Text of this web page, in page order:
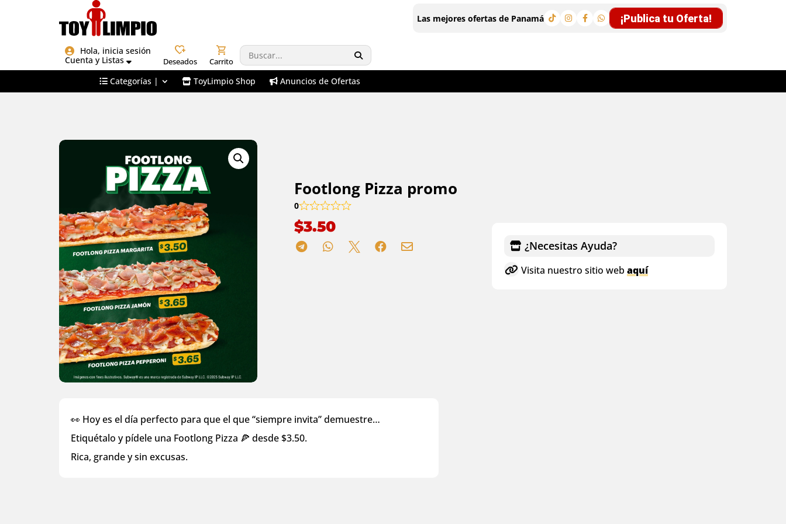
Las mejores ofertas de Panamá ¡Publica tu Oferta!
Hola, inicia sesión
Cuenta y Listas
heart_plus
Deseados
shopping_cart
Carrito
Categorías | ToyLimpio Shop Anuncios de Ofertas
Footlong Pizza promo
0
$3.50
    
👀 Hoy es el día perfecto para que el que “siempre invita” demuestre…​
Etiquétalo y pídele una Footlong Pizza 🍕 desde $3.50​.
Rica, grande y sin excusas.​
¿Necesitas Ayuda?
Visita nuestro sitio webaquí